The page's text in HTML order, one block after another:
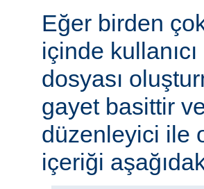
Eğer birden
içinde
dosyası
gayet basittir
düzenleyici ile
içeriği